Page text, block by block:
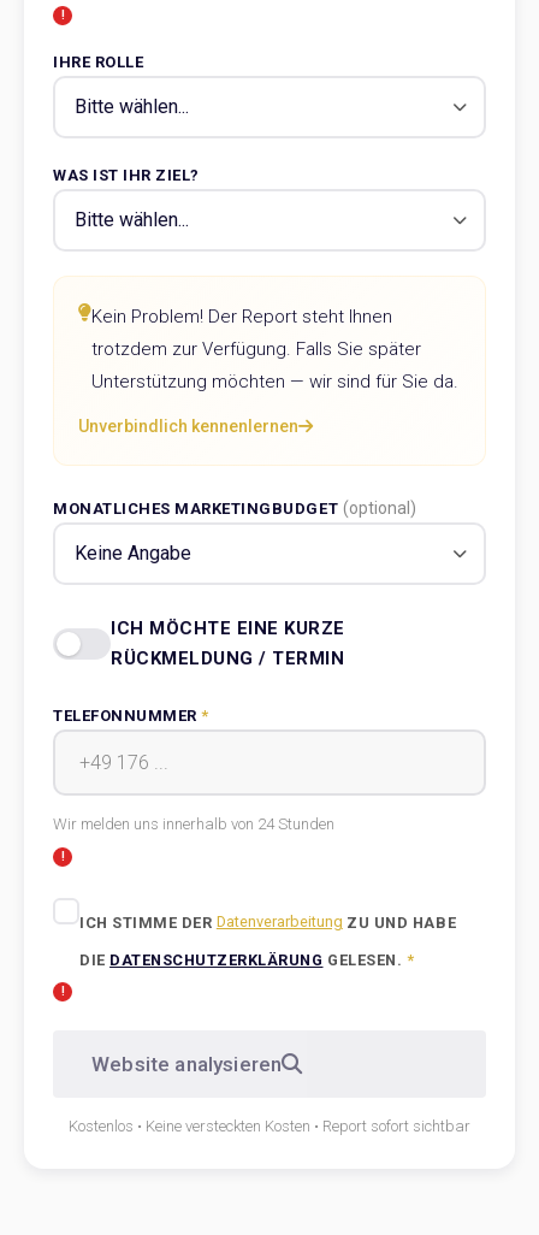
IHRE ROLLE
WAS IST IHR ZIEL?
Kein Problem! Der Report steht Ihnen
trotzdem zur Verfügung. Falls Sie später
Unterstützung möchten — wir sind für Sie da.
Unverbindlich kennenlernen
MONATLICHES MARKETINGBUDGET (optional)
ICH MÖCHTE EINE KURZE
RÜCKMELDUNG / TERMIN
TELEFONNUMMER*
Wir melden uns innerhalb von 24 Stunden
ICH STIMME DER Datenverarbeitung ZU UND HABE
DIE DATENSCHUTZERKLÄRUNG GELESEN. *
Website analysieren
Kostenlos • Keine versteckten Kosten • Report sofort sichtbar